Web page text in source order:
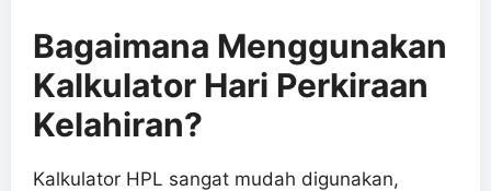
Bagaimana Menggunakan
Kalkulator Hari Perkiraan
Kelahiran?
Kalkulator HPL sangat mudah digunakan,